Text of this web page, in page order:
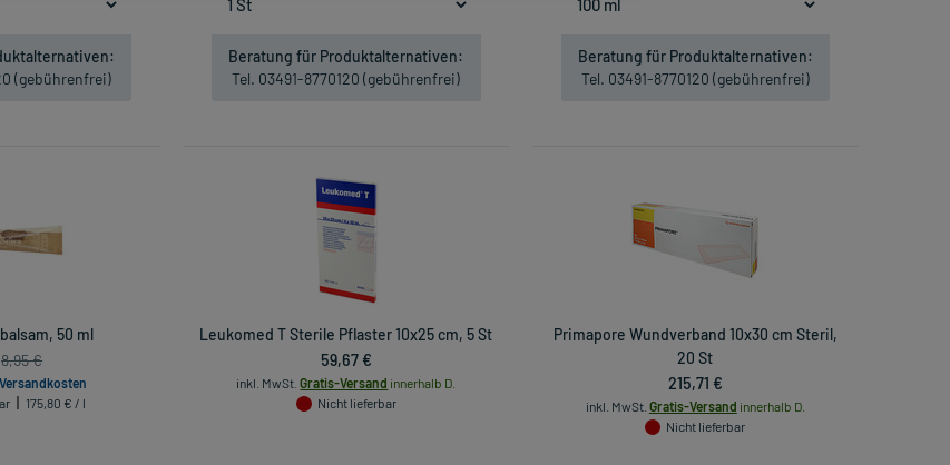
(gebührenfrei)
Beratung für Produktalternativen:
Tel. 03491-8770120 (gebührenfrei)
Beratung für Produktalternativen:
Tel. 03491-8770120 (gebührenfrei)
50 ml
8,95 €
Versandkosten
175,80 € / l
Leukomed T Sterile Pflaster 10x25 cm, 5 St
59,67 €
inkl. MwSt. Gratis-Versand innerhalb D.
Nicht lieferbar
Primapore Wundverband 10x30 cm Steril,
20 St
215,71 €
inkl. MwSt. Gratis-Versand innerhalb D.
Nicht lieferbar